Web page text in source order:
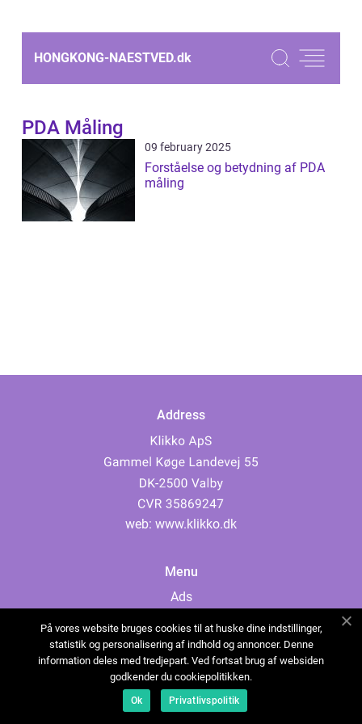
HONGKONG-NAESTVED.dk
PDA Måling
09 february 2025
Forståelse og betydning af PDA
måling
Address
web: www.klikko.dk
Menu
Ads
Cookies
Contact
Sitemap
På vores website bruges cookies til at huske dine indstillinger,
statistik og personalisering af indhold og annoncer. Denne
information deles med tredjepart. Ved fortsat brug af websiden
godkender du cookiepolitikken.
Ok Privatlivspolitik